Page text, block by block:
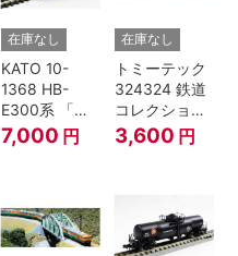
在庫なし
KATO 10-
1368 HB-
E300系 「リ
ゾートビュー
ふるさと」 2
7,000 円
在庫なし
トミーテック
324324 鉄道
コレクション
名古屋鉄道
6000系 白帯
nゲージ
3,600 円